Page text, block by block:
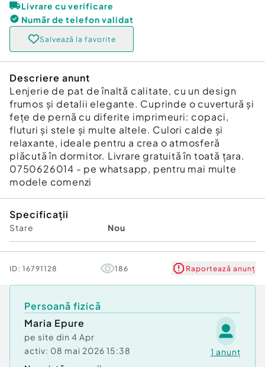
Livrare cu verificare
Număr de telefon validat
Salvează la favorite
Descriere anunt
Lenjerie de pat de înaltă calitate, cu un design
frumos și detalii elegante. Cuprinde o cuvertură și
fețe de pernă cu diferite imprimeuri: copaci,
fluturi și stele și multe altele. Culori calde și
relaxante, ideale pentru a crea o atmosferă
plăcută în dormitor. Livrare gratuită în toată țara.
0750626014 - pe whatsapp, pentru mai multe
modele comenzi
Specificații
Stare Nou
ID: 16791128 186 Raportează anunț
Persoană fizică
Maria Epure
pe site din 4 Apr
activ: 08 mai 2026 15:38 1 anunț